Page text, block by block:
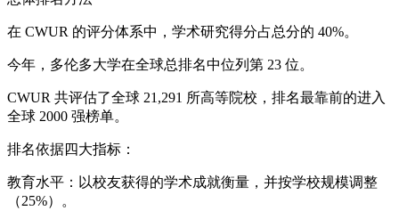
在 CWUR 的评分体系中，学术研究得分占总分的 40%。
今年，多伦多大学在全球总排名中位列第 23 位。
CWUR 共评估了全球 21,291 所高等院校，排名最靠前的进入
全球 2000 强榜单。
排名依据四大指标：
教育水平：以校友获得的学术成就衡量，并按学校规模调整
（25%）。